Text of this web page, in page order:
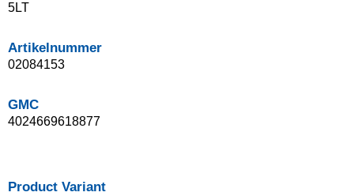
5LT
Artikelnummer
02084153
GMC
4024669618877
Product Variant